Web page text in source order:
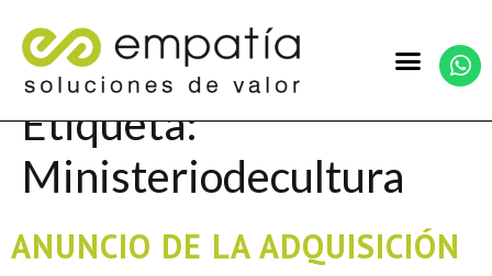
Etiqueta:
Ministeriodecultura
ANUNCIO DE LA ADQUISICIÓN